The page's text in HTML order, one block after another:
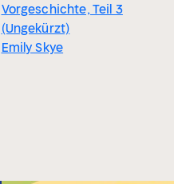
Vorgeschichte, Teil 3
(Ungekürzt)
Emily Skye